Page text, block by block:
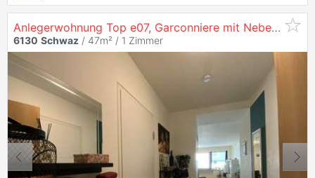
Anlegerwohnung Top e07, Garconniere mit Nebenräumen, Dzt. Vermietet, Innsbruckerstraße 15,
6130 Schwaz / 47m² / 1 Zimmer